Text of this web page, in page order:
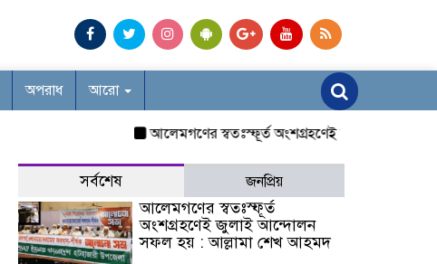
অপরাধ আরো
আলেমগণের স্বতঃস্ফূর্ত অংশগ্রহণেই জুলাই আন্দোলন সফল
সর্বশেষ জনপ্রিয়
আলেমগণের স্বতঃস্ফূর্ত
অংশগ্রহণেই জুলাই আন্দোলন
সফল হয় : আল্লামা শেখ আহমদ